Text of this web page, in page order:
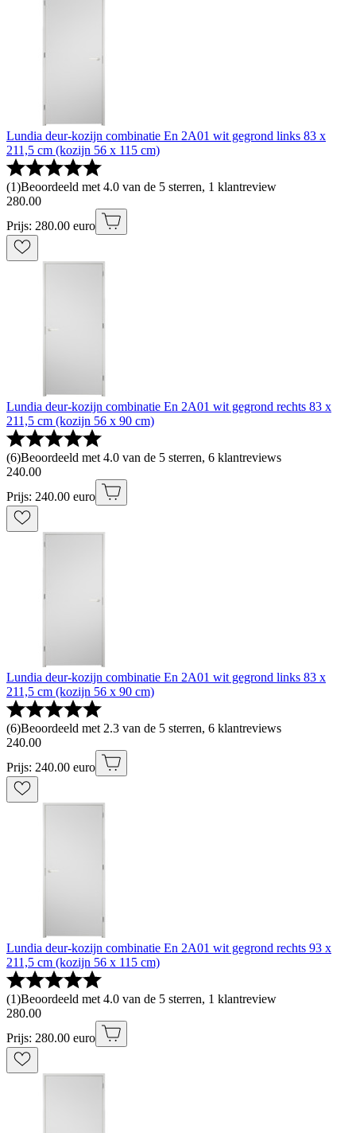
Lundia deur-kozijn combinatie En 2A01 wit gegrond links 83 x
211,5 cm (kozijn 56 x 115 cm)
(1)Beoordeeld met 4.0 van de 5 sterren, 1 klantreview
280.00
Prijs: 280.00 euro
Lundia deur-kozijn combinatie En 2A01 wit gegrond rechts 83 x
211,5 cm (kozijn 56 x 90 cm)
(6)Beoordeeld met 4.0 van de 5 sterren, 6 klantreviews
240.00
Prijs: 240.00 euro
Lundia deur-kozijn combinatie En 2A01 wit gegrond links 83 x
211,5 cm (kozijn 56 x 90 cm)
(6)Beoordeeld met 2.3 van de 5 sterren, 6 klantreviews
240.00
Prijs: 240.00 euro
Lundia deur-kozijn combinatie En 2A01 wit gegrond rechts 93 x
211,5 cm (kozijn 56 x 115 cm)
(1)Beoordeeld met 4.0 van de 5 sterren, 1 klantreview
280.00
Prijs: 280.00 euro